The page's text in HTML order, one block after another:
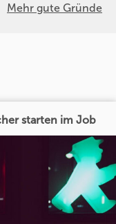
Mehr gute Gründe
starten im Job